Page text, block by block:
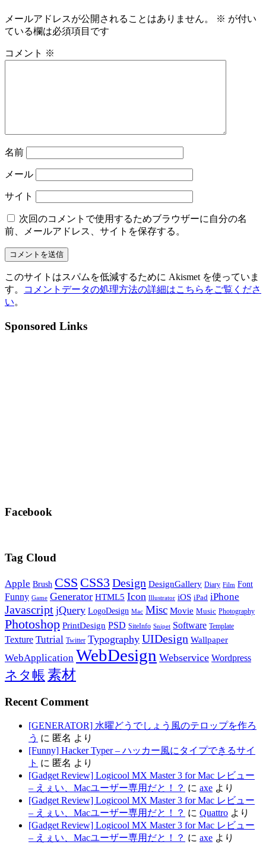
メールアドレスが公開されることはありません。 ※ が付い
ている欄は必須項目です
コメント ※
名前
メール
サイト
次回のコメントで使用するためブラウザーに自分の名
前、メールアドレス、サイトを保存する。
このサイトはスパムを低減するために Akismet を使っていま
す。
コメントデータの処理方法の詳細はこちらをご覧くださ
い。
Sponsored Links
Facebook
Tag Cloud
Apple Brush CSS CSS3 Design DesignGallery Diary Film Font
Funny Game Generator HTML5 Icon Illustrator iOS iPad iPhone
Javascript jQuery LogoDesign Mac Misc Movie Music Photography
Photoshop PrintDesign PSD SiteInfo Snipet Software Template
Texture Tutrial Twitter Typography UIDesign Wallpaper
WebApplication WebDesign Webservice Wordpress
ネタ帳 素材
Recent Comment
[GENERATOR] 水曜どうでしょう風のテロップを作ろ
う に 匿名 より
[Funny] Hacker Typer – ハッカー風にタイプできるサイ
ト に 匿名 より
[Gadget Review] Logicool MX Master 3 for Mac レビュー
– えぇい、Macユーザー専用だと！？ に axe より
[Gadget Review] Logicool MX Master 3 for Mac レビュー
– えぇい、Macユーザー専用だと！？ に Quattro より
[Gadget Review] Logicool MX Master 3 for Mac レビュー
– えぇい、Macユーザー専用だと！？ に axe より